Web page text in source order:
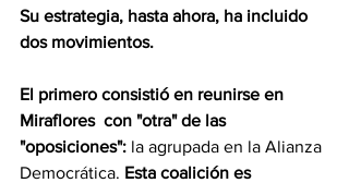
Su estrategia, hasta ahora, ha incluido
dos movimientos.
El primero consistió en reunirse en
Miraflores  con "otra" de las
"oposiciones": la agrupada en la Alianza
Democrática. Esta coalición es